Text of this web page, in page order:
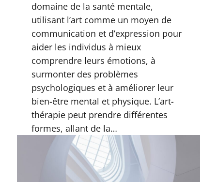
domaine de la santé mentale,
utilisant l’art comme un moyen de
communication et d’expression pour
aider les individus à mieux
comprendre leurs émotions, à
surmonter des problèmes
psychologiques et à améliorer leur
bien-être mental et physique. L’art-
thérapie peut prendre différentes
formes, allant de la…